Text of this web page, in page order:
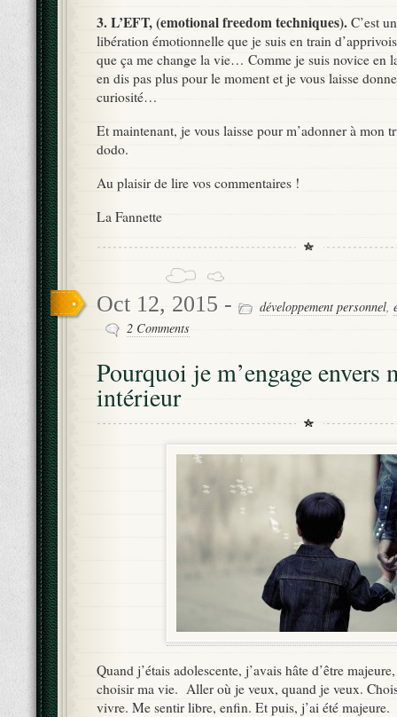
3. L’EFT, (emotional freedom techniques). C’est
libération émotionnelle que je suis en train
que ça me change la vie… Comme je suis novice en
en dis pas plus pour le moment et je vous laisse
curiosité…
Et maintenant, je vous laisse pour m’adonner à mon
dodo.
Au plaisir de lire vos commentaires !
La Fannette
Oct 12, 2015 - développement personnel
2 Comments
Pourquoi je m’engage envers
intérieur
Quand j’étais adolescente, j’avais hâte d’être
choisir ma vie. Aller où je veux, quand je veux.
vivre. Me sentir libre, enfin. Et puis, j’ai été majeure.